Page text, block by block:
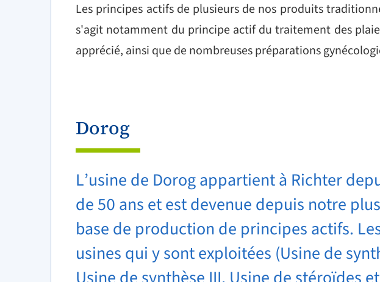
Les principes actifs de plusieurs de nos produits
s'agit notamment du principe actif du traitement des
apprécié, ainsi que de nombreuses préparations
Dorog
L’usine de Dorog appartient à Richter
de 50 ans et est devenue depuis notre
base de production de principes actifs.
usines qui y sont exploitées (Usine de